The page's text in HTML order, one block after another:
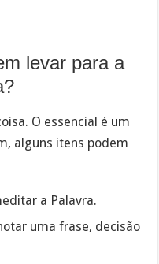
levar para a
O essencial é um
alguns itens podem
a Palavra.
uma frase, decisão